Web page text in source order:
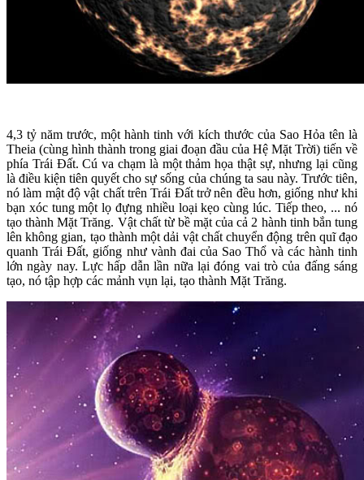
4,3 tỷ năm trước, một hành tinh với kích thước của Sao Hỏa tên là
Theia (cùng hình thành trong giai đoạn đầu của Hệ Mặt Trời) tiến về
phía Trái Đất. Cú va chạm là một thảm họa thật sự, nhưng lại cũng
là điều kiện tiên quyết cho sự sống của chúng ta sau này. Trước tiên,
nó làm mật độ vật chất trên Trái Đất trở nên đều hơn, giống như khi
bạn xóc tung một lọ đựng nhiều loại kẹo cùng lúc. Tiếp theo, ... nó
tạo thành Mặt Trăng. Vật chất từ bề mặt của cả 2 hành tinh bắn tung
lên không gian, tạo thành một dải vật chất chuyển động trên quĩ đạo
quanh Trái Đất, giống như vành đai của Sao Thổ và các hành tinh
lớn ngày nay. Lực hấp dẫn lần nữa lại đóng vai trò của đấng sáng
tạo, nó tập hợp các mảnh vụn lại, tạo thành Mặt Trăng.